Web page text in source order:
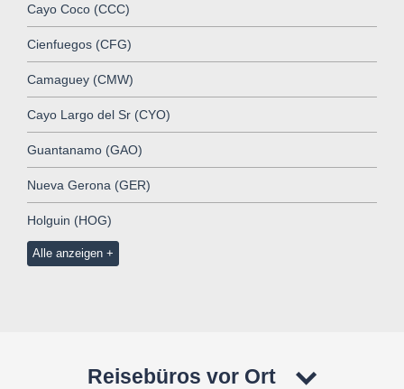
Cayo Coco (CCC)
Cienfuegos (CFG)
Camaguey (CMW)
Cayo Largo del Sr (CYO)
Guantanamo (GAO)
Nueva Gerona (GER)
Holguin (HOG)
Alle anzeigen
Reisebüros vor Ort